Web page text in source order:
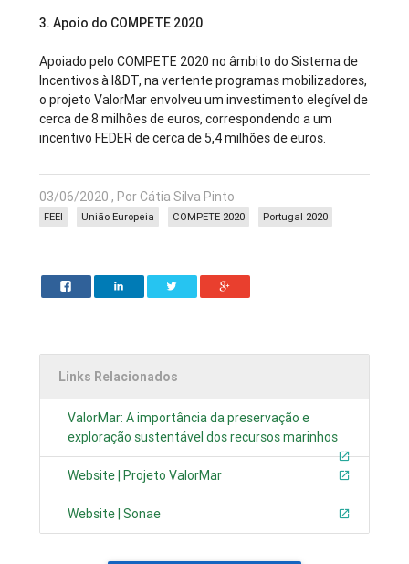
3. Apoio do COMPETE 2020
Apoiado pelo COMPETE 2020 no âmbito do Sistema de
Incentivos à I&DT, na vertente programas mobilizadores,
o projeto ValorMar envolveu um investimento elegível de
cerca de 8 milhões de euros, correspondendo a um
incentivo FEDER de cerca de 5,4 milhões de euros.
03/06/2020 , Por Cátia Silva Pinto
Portugal 2020
COMPETE 2020
União Europeia
FEEI
Links Relacionados
ValorMar: A importância da preservação e
exploração sustentável dos recursos marinhos
Website | Projeto ValorMar
Website | Sonae